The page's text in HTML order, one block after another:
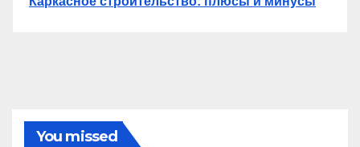
You missed